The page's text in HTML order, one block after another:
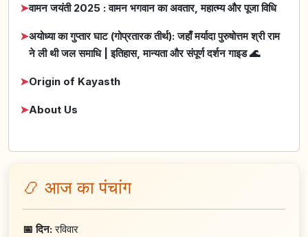
➤वामन जयंती 2025 : वामन भगवान का अवतार, महात्म्य और पूजा विधि
➤अयोध्या का गुप्तार घाट (गोप्रतारक तीर्थ): जहाँ मर्यादा पुरुषोत्तम श्री राम
ने ली थी जल समाधि | इतिहास, मान्यता और संपूर्ण दर्शन गाइड 🌊
➤Origin of Kayasth
➤About Us
📿 आज का पंचांग
📅 दिन:रविवार